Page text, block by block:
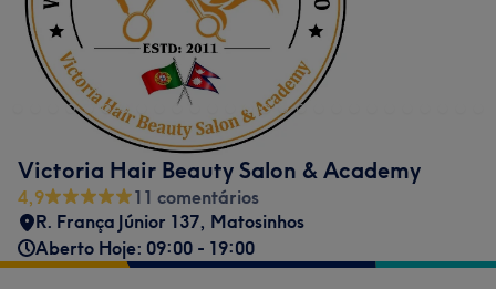
Victoria Hair Beauty Salon & Academy
4,9
11 comentários
R. França Júnior 137, Matosinhos
Aberto Hoje: 09:00 - 19:00